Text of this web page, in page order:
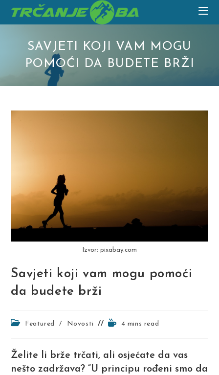
SAVJETI KOJI VAM MOGU
POMOĆI DA BUDETE BRŽI
Izvor: pixabay.com
Savjeti koji vam mogu pomoći
da budete brži
PostFeatured / Novosti
Reading4 mins read
Želite li brže trčati, ali osjećate da vas
nešto zadržava? “U principu rođeni smo da